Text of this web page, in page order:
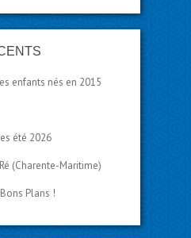
enfants nés en 2015
été 2026
(Charente-Maritime)
Plans !